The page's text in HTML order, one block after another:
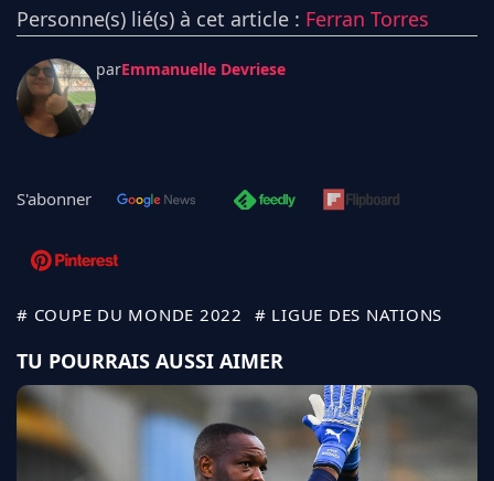
Personne(s) lié(s) à cet article : Ferran Torres
parEmmanuelle Devriese
S'abonner
# COUPE DU MONDE 2022 # LIGUE DES NATIONS
TU POURRAIS AUSSI AIMER